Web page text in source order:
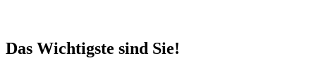
Das Wichtigste sind Sie!